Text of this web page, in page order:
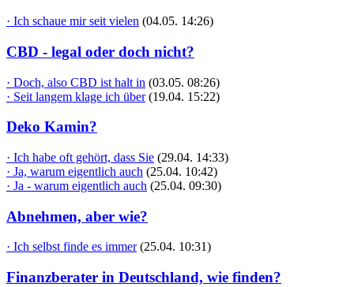
· Ich schaue mir seit vielen (04.05. 14:26)
CBD - legal oder doch nicht?
· Doch, also CBD ist halt in (03.05. 08:26)
· Seit langem klage ich über (19.04. 15:22)
Deko Kamin?
· Ich habe oft gehört, dass Sie (29.04. 14:33)
· Ja, warum eigentlich auch (25.04. 10:42)
· Ja - warum eigentlich auch (25.04. 09:30)
Abnehmen, aber wie?
· Ich selbst finde es immer (25.04. 10:31)
Finanzberater in Deutschland, wie finden?